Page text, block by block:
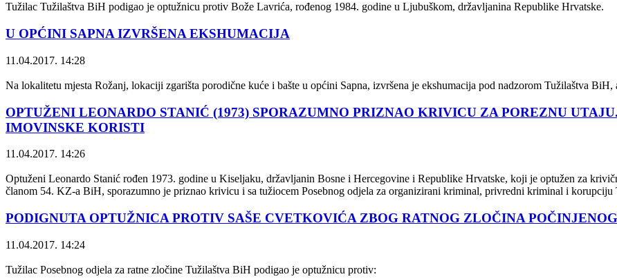
Tužilac Tužilaštva BiH podigao je optužnicu protiv Bože Lavrića, rođenog 1984. godine u Ljubuškom, državljanina Republike Hrvatske.
U OPĆINI SAPNA IZVRŠENA EKSHUMACIJA
11.04.2017. 14:28
Na lokalitetu mjesta Rožanj, lokaciji zgarišta porodične kuće i bašte u općini Sapna, izvršena je ekshumacija pod nadzorom Tužilaštva
OPTUŽENI LEONARDO STANIĆ (1973) SPORAZUMNO PRIZNAO KRIVICU ZA POREZNU
IMOVINSKE KORISTI
11.04.2017. 14:26
Optuženi Leonardo Stanić rođen 1973. godine u Kiseljaku, državljanin Bosne i Hercegovine i Republike Hrvatske, koji je optužen za
članom 54. KZ-a BiH, sporazumno je priznao krivicu i sa tužiocem Posebnog odjela za organizirani kriminal, privredni kriminal i
PODIGNUTA OPTUŽNICA PROTIV SAŠE CVETKOVIĆA ZBOG RATNOG ZLOČINA
11.04.2017. 14:24
Tužilac Posebnog odjela za ratne zločine Tužilaštva BiH podigao je optužnicu protiv: